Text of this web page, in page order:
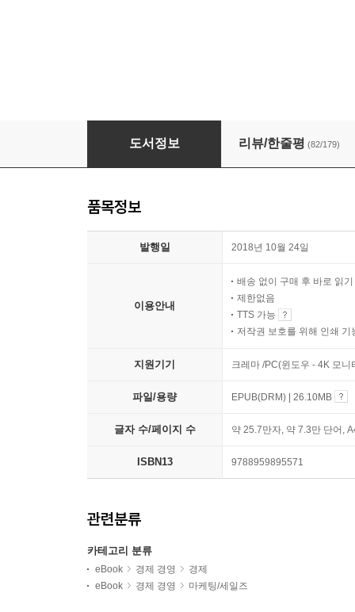
트렌드 코리아 2019
도서정보 리뷰/한줄평 (82/179)
품목정보
발행일 2018년 10월 24일
이용안내
배송 없이 구매 후 바로 읽기
제한없음
TTS 가능
저작권 보호를 위해 인쇄 기
지원기기 크레마 /PC(윈도우 - 4K 모
파일/용량 EPUB(DRM) | 26.10MB
글자 수/페이지 수 약 25.7만자, 약 7.3만 단어,
ISBN13 9788959895571
관련분류
카테고리 분류
eBook 경제 경영
경제
eBook
경제 경영 마케팅/세일즈